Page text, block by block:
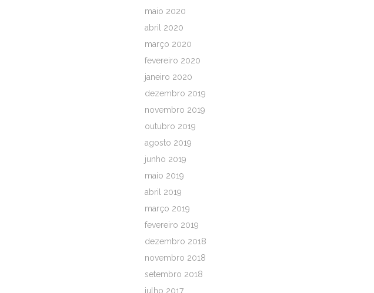
maio 2020
abril 2020
março 2020
fevereiro 2020
janeiro 2020
dezembro 2019
novembro 2019
outubro 2019
agosto 2019
junho 2019
maio 2019
abril 2019
março 2019
fevereiro 2019
dezembro 2018
novembro 2018
setembro 2018
julho 2017